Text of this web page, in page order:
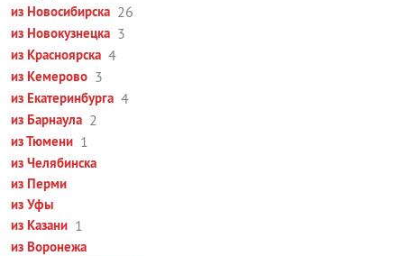
из Новосибирска 26
из Новокузнецка 3
из Красноярска 4
из Кемерово 3
из Екатеринбурга 4
из Барнаула 2
из Тюмени 1
из Челябинска
из Перми
из Уфы
из Казани 1
из Воронежа